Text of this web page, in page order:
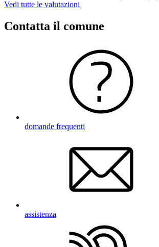
Vedi tutte le valutazioni
Contatta il comune
domande frequenti
assistenza